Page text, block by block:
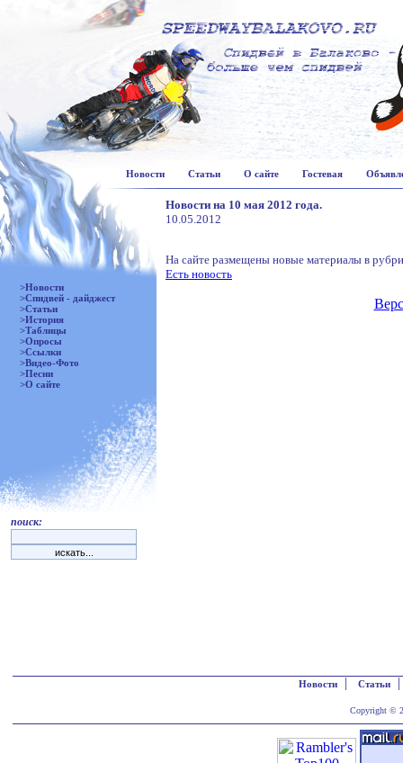
Новости Статьи О сайте Гостевая
>Новости
>Спидвей - дайджест
>Статьи
>История
>Таблицы
>Опросы
>Ссылки
>Видео-Фото
>Песни
>О сайте
поиск:
Новости на 10 мая 2012 года.
10.05.2012
На сайте размещены новые материалы в
Есть новость
Новости| Статьи
Copyright ©